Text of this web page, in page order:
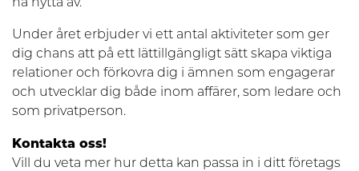
ha nytta av.
Under året erbjuder vi ett antal aktiviteter som ger
dig chans att på ett lättillgängligt sätt skapa viktiga
relationer och förkovra dig i ämnen som engagerar
och utvecklar dig både inom affärer, som ledare och
som privatperson.
Kontakta oss!
Vill du veta mer hur detta kan passa in i ditt företags